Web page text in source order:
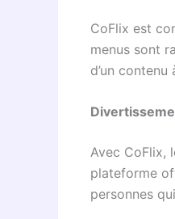
CoFlix est
menus sont
d’un
Avec CoFlix,
plateforme
personnes